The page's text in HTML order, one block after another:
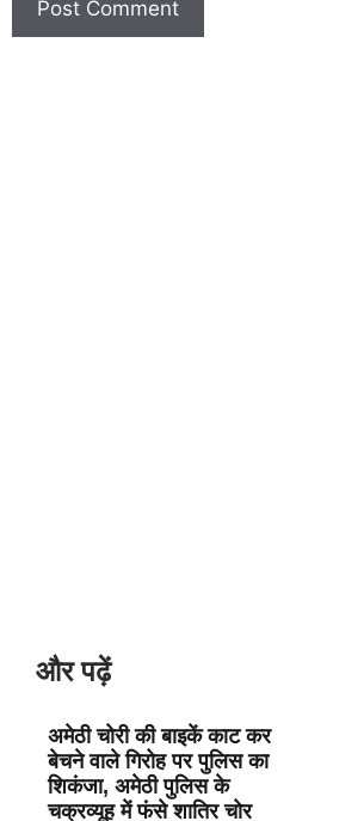
और पढ़ें
अमेठी चोरी की बाइकें काट कर
बेचने वाले गिरोह पर पुलिस का
शिकंजा, अमेठी पुलिस के
चक्रव्यूह में फंसे शातिर चोर